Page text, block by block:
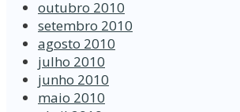
outubro 2010
setembro 2010
agosto 2010
julho 2010
junho 2010
maio 2010